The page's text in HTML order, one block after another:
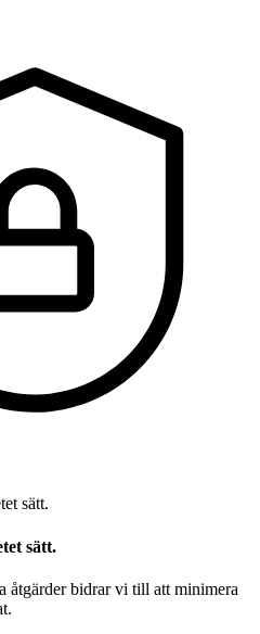
sätt.
åtgärder bidrar vi till att minimera